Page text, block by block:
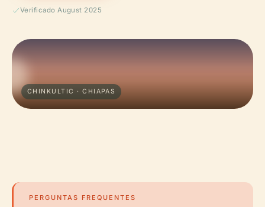
Verificado August 2025
CHINKULTIC · CHIAPAS
PERGUNTAS FREQUENTES